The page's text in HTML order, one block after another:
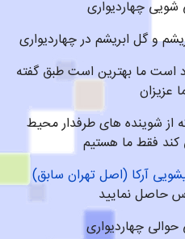
چهاردیواری
و گل ابریشم در چهاردیواری
است ما بهترین است طبق گفته
عزیزان
از شوینده های طرفدار محیط
فقط ما هستیم
آرکا (اصل تهران سابق)
حاصل نمایید
حوالی چهاردیواری